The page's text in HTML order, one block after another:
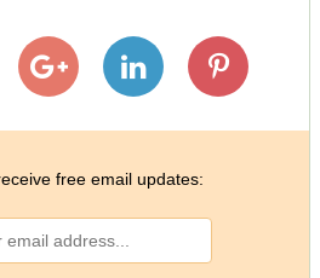
free email updates: